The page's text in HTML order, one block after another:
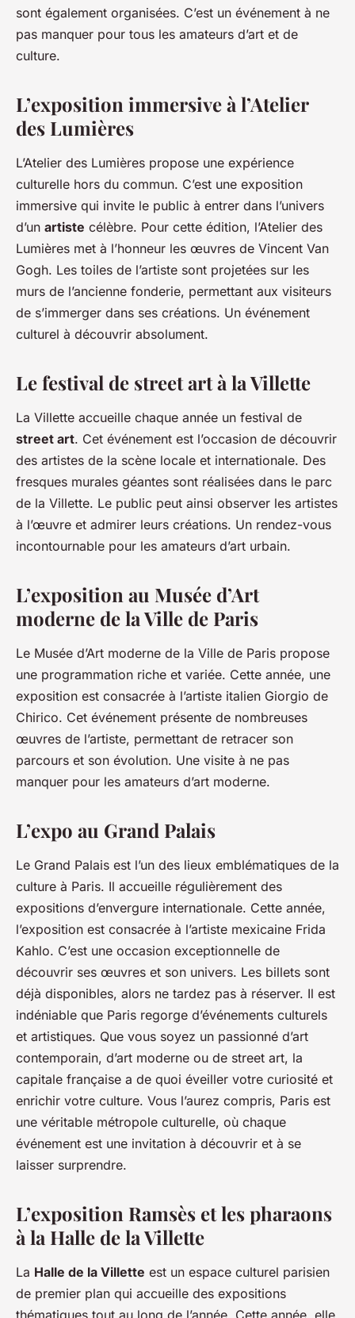
sont également organisées. C’est un événement à ne
pas manquer pour tous les amateurs d’art et de
culture.
L’exposition immersive à l’Atelier
des Lumières
L’Atelier des Lumières propose une expérience
culturelle hors du commun. C’est une exposition
immersive qui invite le public à entrer dans l’univers
d’un artiste célèbre. Pour cette édition, l’Atelier des
Lumières met à l’honneur les œuvres de Vincent Van
Gogh. Les toiles de l’artiste sont projetées sur les
murs de l’ancienne fonderie, permettant aux visiteurs
de s’immerger dans ses créations. Un événement
culturel à découvrir absolument.
Le festival de street art à la Villette
La Villette accueille chaque année un festival de
street art. Cet événement est l’occasion de découvrir
des artistes de la scène locale et internationale. Des
fresques murales géantes sont réalisées dans le parc
de la Villette. Le public peut ainsi observer les artistes
à l’œuvre et admirer leurs créations. Un rendez-vous
incontournable pour les amateurs d’art urbain.
L’exposition au Musée d’Art
moderne de la Ville de Paris
Le Musée d’Art moderne de la Ville de Paris propose
une programmation riche et variée. Cette année, une
exposition est consacrée à l’artiste italien Giorgio de
Chirico. Cet événement présente de nombreuses
œuvres de l’artiste, permettant de retracer son
parcours et son évolution. Une visite à ne pas
manquer pour les amateurs d’art moderne.
L’expo au Grand Palais
Le Grand Palais est l’un des lieux emblématiques de la
culture à Paris. Il accueille régulièrement des
expositions d’envergure internationale. Cette année,
l’exposition est consacrée à l’artiste mexicaine Frida
Kahlo. C’est une occasion exceptionnelle de
découvrir ses œuvres et son univers. Les billets sont
déjà disponibles, alors ne tardez pas à réserver. Il est
indéniable que Paris regorge d’événements culturels
et artistiques. Que vous soyez un passionné d’art
contemporain, d’art moderne ou de street art, la
capitale française a de quoi éveiller votre curiosité et
enrichir votre culture. Vous l’aurez compris, Paris est
une véritable métropole culturelle, où chaque
événement est une invitation à découvrir et à se
laisser surprendre.
L’exposition Ramsès et les pharaons
à la Halle de la Villette
La Halle de la Villette est un espace culturel parisien
de premier plan qui accueille des expositions
thématiques tout au long de l’année. Cette année, elle